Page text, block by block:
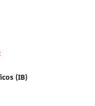
(IB)